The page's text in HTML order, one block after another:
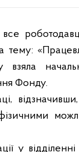
тему:
Фонду.
у